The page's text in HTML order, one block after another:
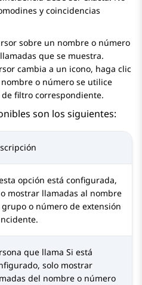
y coincidencias
sobre un nombre o número
que se muestra.
cambia a un icono, haga clic
o número se utilice
filtro correspondiente.
son los siguientes:
opción está configurada,
mostrar llamadas al nombre
o número de extensión
que llama Si está
solo mostrar
del nombre o número